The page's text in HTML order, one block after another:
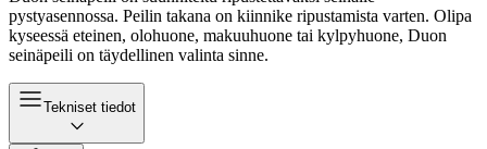
pystyasennossa. Peilin takana on kiinnike ripustamista varten. Olipa
kyseessä eteinen, olohuone, makuuhuone tai kylpyhuone, Duon
seinäpeili on täydellinen valinta sinne.
Tekniset tiedot